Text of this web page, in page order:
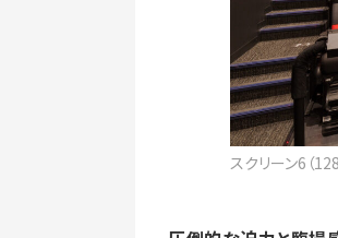
スクリーン6（